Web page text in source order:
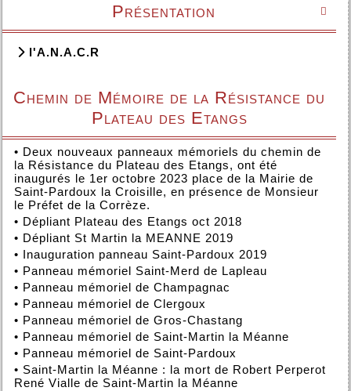

Présentation
l'A.N.A.C.R
Chemin de Mémoire de la Résistance du
Plateau des Etangs
• Deux nouveaux panneaux mémoriels du chemin de
la Résistance du Plateau des Etangs, ont été
inaugurés le 1er octobre 2023 place de la Mairie de
Saint-Pardoux la Croisille, en présence de Monsieur
le Préfet de la Corrèze.
• Dépliant Plateau des Etangs oct 2018
• Dépliant St Martin la MEANNE 2019
• Inauguration panneau Saint-Pardoux 2019
• Panneau mémoriel Saint-Merd de Lapleau
• Panneau mémoriel de Champagnac
• Panneau mémoriel de Clergoux
• Panneau mémoriel de Gros-Chastang
• Panneau mémoriel de Saint-Martin la Méanne
• Panneau mémoriel de Saint-Pardoux
• Saint-Martin la Méanne : la mort de Robert Perperot
René Vialle de Saint-Martin la Méanne